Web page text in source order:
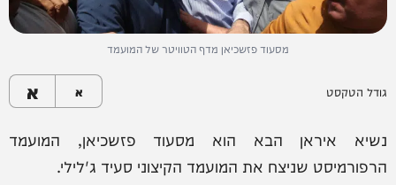
מסעוד פזשכיאן מדף הטוויטר של המועמד
גודל הטקסט א א
נשיא איראן הבא הוא מסעוד פזשכיאן, המועמד
הרפורמיסט שניצח את המועמד הקיצוני סעיד ג'לילי.